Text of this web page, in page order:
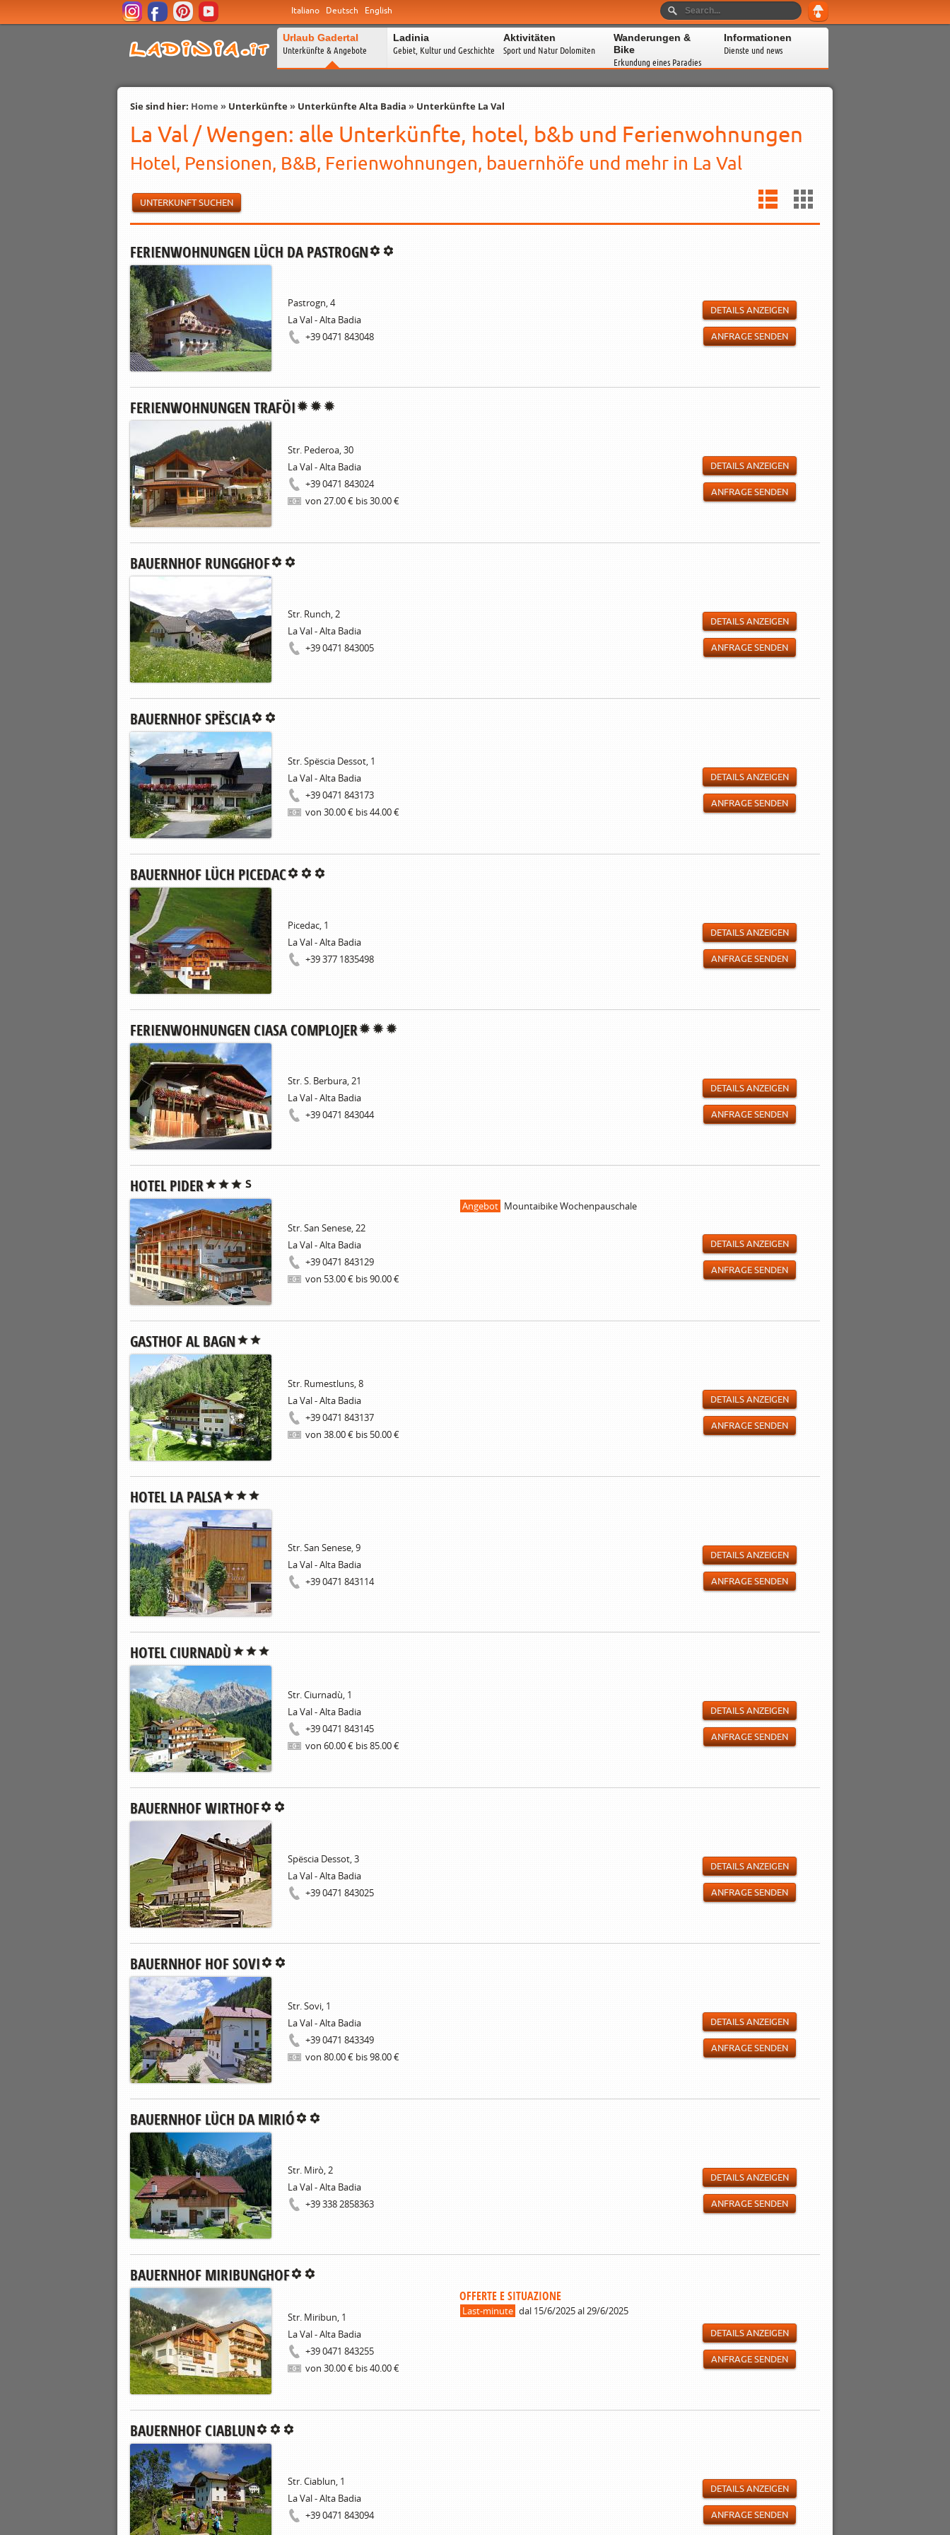
Italiano Deutsch English
Urlaub Gadertal
Unterkünfte & Angebote
Ladinia
Gebiet, Kultur und Geschichte
Aktivitäten
Sport und Natur Dolomiten
Wanderungen &
Bike
Erkundung eines Paradies
Informationen
Dienste und news
Sie sind hier: Home » Unterkünfte» Unterkünfte Alta Badia » Unterkünfte La Val
La Val / Wengen: alle Unterkünfte, hotel, b&b und Ferienwohnungen
Hotel, Pensionen, B&B, Ferienwohnungen, bauernhöfe und mehr in La Val
UNTERKUNFT SUCHEN
FERIENWOHNUNGEN LÜCH DA PASTROGN
Pastrogn, 4
La Val - Alta Badia
+39 0471 843048
DETAILS ANZEIGEN
ANFRAGE SENDEN
FERIENWOHNUNGEN TRAFÖI
Str. Pederoa, 30
La Val - Alta Badia
+39 0471 843024
von 27.00 € bis 30.00 €
DETAILS ANZEIGEN
ANFRAGE SENDEN
BAUERNHOF RUNGGHOF
Str. Runch, 2
La Val - Alta Badia
+39 0471 843005
DETAILS ANZEIGEN
ANFRAGE SENDEN
BAUERNHOF SPËSCIA
Str. Spëscia Dessot, 1
La Val - Alta Badia
+39 0471 843173
von 30.00 € bis 44.00 €
DETAILS ANZEIGEN
ANFRAGE SENDEN
BAUERNHOF LÜCH PICEDAC
Picedac, 1
La Val - Alta Badia
+39 377 1835498
DETAILS ANZEIGEN
ANFRAGE SENDEN
FERIENWOHNUNGEN CIASA COMPLOJER
Str. S. Berbura, 21
La Val - Alta Badia
+39 0471 843044
DETAILS ANZEIGEN
ANFRAGE SENDEN
HOTEL PIDER
Str. San Senese, 22
La Val - Alta Badia
+39 0471 843129
von 53.00 € bis 90.00 €
Angebot Mountaibike Wochenpauschale
DETAILS ANZEIGEN
ANFRAGE SENDEN
GASTHOF AL BAGN
Str. Rumestluns, 8
La Val - Alta Badia
+39 0471 843137
von 38.00 € bis 50.00 €
DETAILS ANZEIGEN
ANFRAGE SENDEN
HOTEL LA PALSA
Str. San Senese, 9
La Val - Alta Badia
+39 0471 843114
DETAILS ANZEIGEN
ANFRAGE SENDEN
HOTEL CIURNADÙ
Str. Ciurnadù, 1
La Val - Alta Badia
+39 0471 843145
von 60.00 € bis 85.00 €
DETAILS ANZEIGEN
ANFRAGE SENDEN
BAUERNHOF WIRTHOF
Spëscia Dessot, 3
La Val - Alta Badia
+39 0471 843025
DETAILS ANZEIGEN
ANFRAGE SENDEN
BAUERNHOF HOF SOVI
Str. Sovi, 1
La Val - Alta Badia
+39 0471 843349
von 80.00 € bis 98.00 €
DETAILS ANZEIGEN
ANFRAGE SENDEN
BAUERNHOF LÜCH DA MIRIÓ
Str. Mirò, 2
La Val - Alta Badia
+39 338 2858363
DETAILS ANZEIGEN
ANFRAGE SENDEN
BAUERNHOF MIRIBUNGHOF
Str. Miribun, 1
La Val - Alta Badia
+39 0471 843255
von 30.00 € bis 40.00 €
OFFERTE E SITUAZIONE
Last-minute dal 15/6/2025 al 29/6/2025
DETAILS ANZEIGEN
ANFRAGE SENDEN
BAUERNHOF CIABLUN
Str. Ciablun, 1
La Val - Alta Badia
+39 0471 843094
DETAILS ANZEIGEN
ANFRAGE SENDEN